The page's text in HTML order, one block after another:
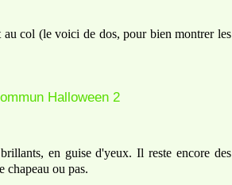
au col (le voici de dos, pour bien montrer les
en guise d'yeux. Il reste encore des
chapeau ou pas.